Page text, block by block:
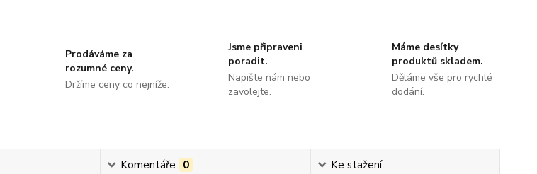
Prodáváme za
rozumné ceny.
Držíme ceny co nejníže.
Jsme připraveni
poradit.
Napište nám nebo
zavolejte.
Máme desítky
produktů skladem.
Děláme vše pro rychlé
dodání.
Komentáře 0 Ke stažení